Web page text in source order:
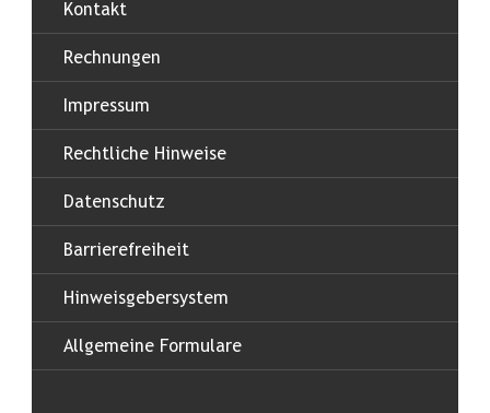
Kontakt
Rechnungen
Impressum
Rechtliche Hinweise
Datenschutz
Barrierefreiheit
Hinweisgebersystem
Allgemeine Formulare